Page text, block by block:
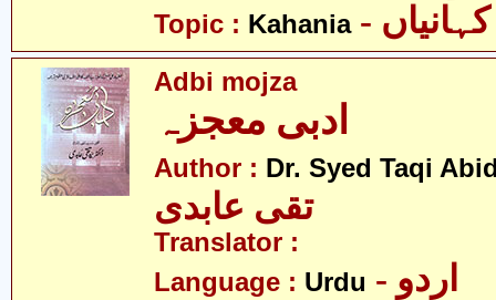
Topic : Kahania - کہانیاں
Adbi mojza
ادبی معجزہ
Author : Dr. Syed Taqi
تقی عابدی
Translator :
Language : Urdu - اردو